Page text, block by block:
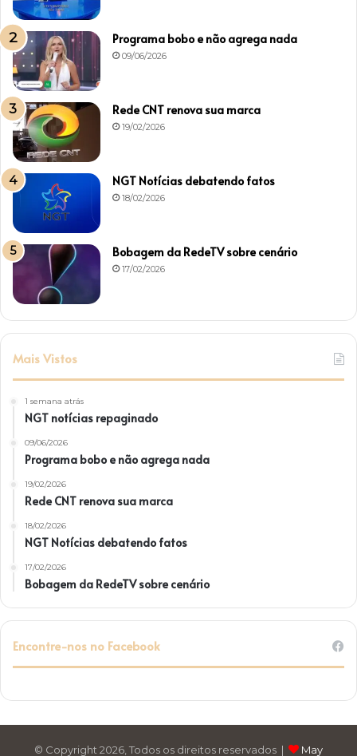
Programa bobo e não agrega nada
09/06/2026
Rede CNT renova sua marca
19/02/2026
NGT Notícias debatendo fatos
18/02/2026
Bobagem da RedeTV sobre cenário
17/02/2026
Mais Vistos
1 semana atrás
NGT notícias repaginado
09/06/2026
Programa bobo e não agrega nada
19/02/2026
Rede CNT renova sua marca
18/02/2026
NGT Notícias debatendo fatos
17/02/2026
Bobagem da RedeTV sobre cenário
Encontre-nos no Facebook
© Copyright 2026, Todos os direitos reservados | May